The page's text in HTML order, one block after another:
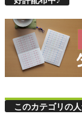
このカテゴリの